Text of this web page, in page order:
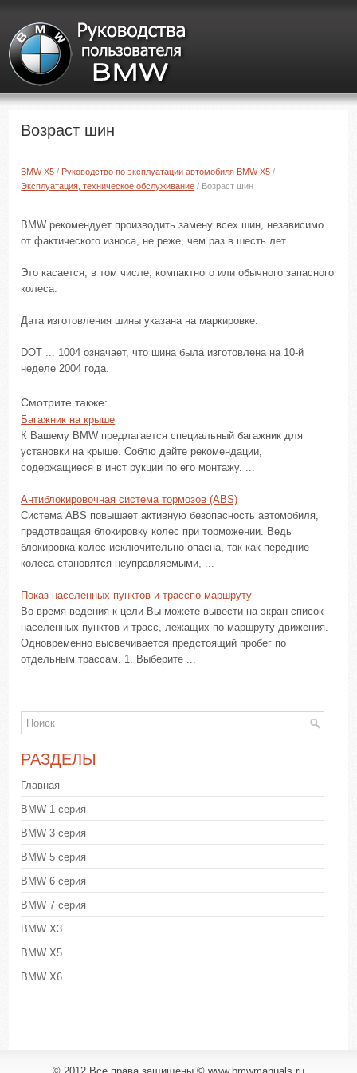
Возраст шин
BMW X5 / Руководство по эксплуатации автомобиля BMW X5 /
Эксплуатация, техническое обслуживание / Возраст шин
BMW рекомендует производить замену всех шин, независимо
от фактического износа, не реже, чем раз в шесть лет.
Это касается, в том числе, компактного или обычного запасного
колеса.
Дата изготовления шины указана на маркировке:
DOT ... 1004 означает, что шина была изготовлена на 10-й
неделе 2004 года.
Смотрите также:
Багажник на крыше
К Вашему BMW предлагается специальный багажник для
установки на крыше. Соблю дайте рекомендации,
содержащиеся в инст рукции по его монтажу. ...
Антиблокировочная система тормозов (ABS)
Система ABS повышает активную безопасность автомобиля,
предотвращая блокировку колес при торможении. Ведь
блокировка колес исключительно опасна, так как передние
колеса становятся неуправляемыми, ...
Показ населенных пунктов и трасспо маршруту
Во время ведения к цели Вы можете вывести на экран список
населенных пунктов и трасс, лежащих по маршруту движения.
Одновременно высвечивается предстоящий пробег по
отдельным трассам. 1. Выберите ...
РАЗДЕЛЫ
Главная
BMW 1 серия
BMW 3 серия
BMW 5 серия
BMW 6 серия
BMW 7 серия
BMW X3
BMW X5
BMW X6